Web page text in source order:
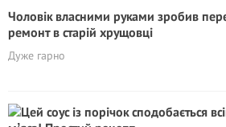
Чоловік власними руками зробив
ремонт в старій хрущовці
Дуже гарно